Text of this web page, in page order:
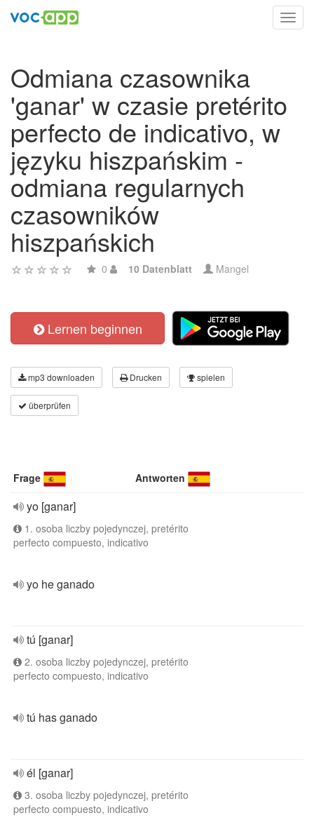
Odmiana czasownika
'ganar' w czasie pretérito
perfecto de indicativo, w
języku hiszpańskim -
odmiana regularnych
czasowników
hiszpańskich
0 10 Datenblatt Mangel
Lernen beginnen
mp3 downloaden Drucken spielen
überprüfen
Frage Antworten
yo [ganar]
1. osoba liczby pojedynczej, pretérito
perfecto compuesto, indicativo
yo he ganado
tú [ganar]
2. osoba liczby pojedynczej, pretérito
perfecto compuesto, indicativo
tú has ganado
él [ganar]
3. osoba liczby pojedynczej, pretérito
perfecto compuesto, indicativo